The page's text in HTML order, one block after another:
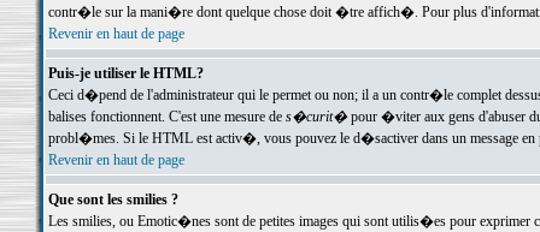
contr�le sur la mani�re dont quelque chose doit �tre affich�. Pour plus
Revenir en haut de page
Puis-je utiliser le HTML?
Ceci d�pend de l'administrateur qui le permet ou non; il a un contr�le complet
balises fonctionnent. C'est une mesure de s�curit�pour �viter aux gens d'abuser
probl�mes. Si le HTML est activ�, vous pouvez le d�sactiver dans un message en
Revenir en haut de page
Que sont les smilies ?
Les smilies, ou Emotic�nes sont de petites images qui sont utilis�es pour exprimer